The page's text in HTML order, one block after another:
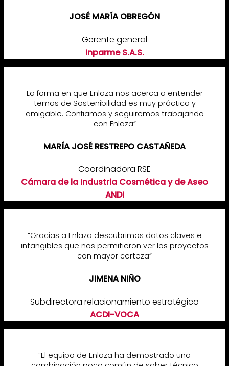
JOSÉ MARÍA OBREGÓN
Gerente general
Inparme S.A.S.
La forma en que Enlaza nos acerca a entender
temas de Sostenibilidad es muy práctica y
amigable. Confiamos y seguiremos trabajando
con Enlaza”
MARÍA JOSÉ RESTREPO CASTAÑEDA
Coordinadora RSE
Cámara de la Industria Cosmética y de Aseo
ANDI
“Gracias a Enlaza descubrimos datos claves e
intangibles que nos permitieron ver los proyectos
con mayor certeza”
JIMENA NIÑO
Subdirectora relacionamiento estratégico
ACDI-VOCA
“El equipo de Enlaza ha demostrado una